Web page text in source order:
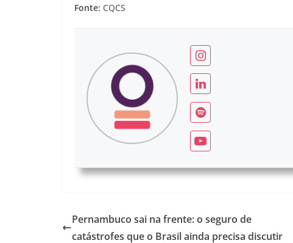
Fonte: CQCS
Pernambuco sai na frente: o seguro de
catástrofes que o Brasil ainda precisa discutir